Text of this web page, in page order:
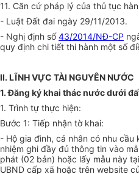
11. Căn cứ pháp lý của thủ tục
- Luật Đất đai ngày 29/11/2013.
- Nghị định số43/2014/NĐ-CP
quy định chi tiết thi hành một số
II. LĨNH VỰC TÀI NGUYÊN NƯỚC
1. Đăng ký khai thác nước dưới
1. Trình tự thực hiện:
Bước 1: Tiếp nhận tờ khai:
- Hộ gia đình, cá nhân có nhu
nhiệm ghi đầy đủ thông tin vào
phát (02 bản) hoặc lấy mẫu này
UBND cấp xã hoặc trên website